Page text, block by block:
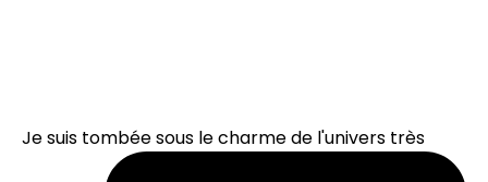
Je suis tombée sous le charme de l'univers très